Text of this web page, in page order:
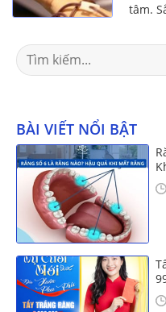
tâm.
Search
for:
BÀI VIẾT NỔI BẬT